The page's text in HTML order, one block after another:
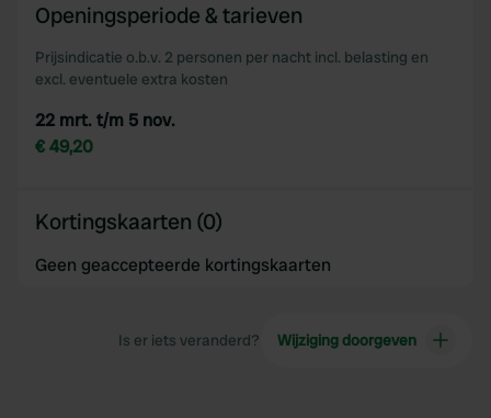
Openingsperiode & tarieven
Prijsindicatie o.b.v. 2 personen per nacht incl. belasting en
excl. eventuele extra kosten
22 mrt. t/m 5 nov.
€ 49,20
Kortingskaarten (0)
Geen geaccepteerde kortingskaarten
Is er iets veranderd? Wijziging doorgeven